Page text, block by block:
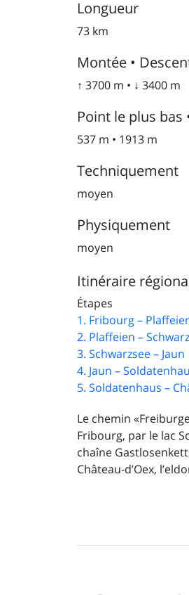
Longueur
73 km
Montée •
↑ 3700 m • ↓ 3400 m
Point le plus bas
537 m • 1913 m
Techniquement
moyen
Physiquement
moyen
Itinéraire
Étapes
1. Fribourg –
2. Plaffeien –
3. Schwarzsee – Jaun
4. Jaun –
5. Soldatenhaus –
Le chemin
Fribourg, par le lac
chaîne
Château-d’Oex,